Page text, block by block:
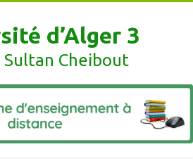
d’Alger 3
Sultan Cheibout